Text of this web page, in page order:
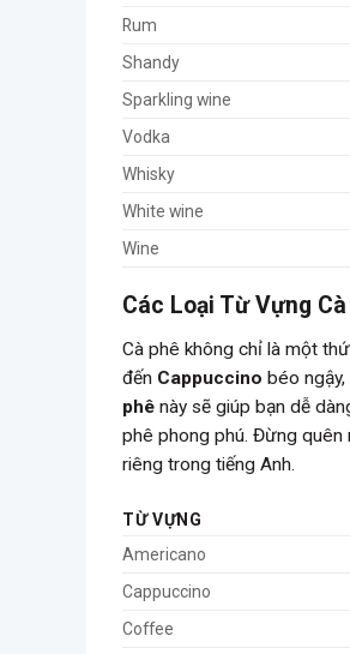
Rum
Shandy
Sparkling wine
Vodka
Whisky
White wine
Wine
Các Loại Từ Vựng
Cà phê không chỉ là một
đến Cappuccino béo
phê này sẽ giúp bạn dễ
phê phong phú. Đừng
riêng trong tiếng Anh.
TỪ VỰNG
Americano
Cappuccino
Coffee